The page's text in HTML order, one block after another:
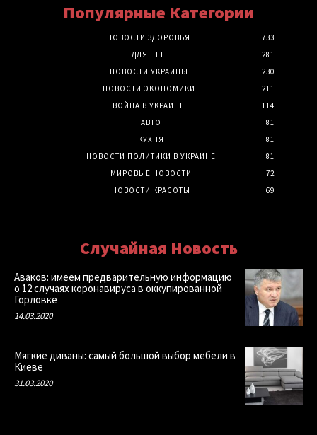
Популярные Категории
НОВОСТИ ЗДОРОВЬЯ
733
ДЛЯ НЕЕ
281
НОВОСТИ УКРАИНЫ
230
НОВОСТИ ЭКОНОМИКИ
211
ВОЙНА В УКРАИНЕ
114
АВТО
81
КУХНЯ
81
НОВОСТИ ПОЛИТИКИ В УКРАИНЕ
81
МИРОВЫЕ НОВОСТИ
72
НОВОСТИ КРАСОТЫ
69
Случайная Новость
Аваков: имеем предварительную информацию
о 12 случаях коронавируса в оккупированной
Горловке
14.03.2020
Мягкие диваны: самый большой выбор мебели в
Киеве
31.03.2020